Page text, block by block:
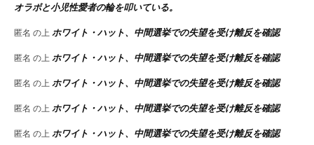
オラボと小児性愛者の輪を叩いている。
匿名 の上ホワイト・ハット、中間選挙での失望を受け離反を確認
匿名 の上ホワイト・ハット、中間選挙での失望を受け離反を確認
匿名 の上ホワイト・ハット、中間選挙での失望を受け離反を確認
匿名 の上ホワイト・ハット、中間選挙での失望を受け離反を確認
匿名 の上ホワイト・ハット、中間選挙での失望を受け離反を確認